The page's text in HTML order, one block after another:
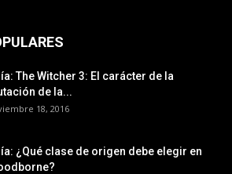
The Witcher 3: El carácter de la
de la...
18, 2016
¿Qué clase de origen debe elegir en